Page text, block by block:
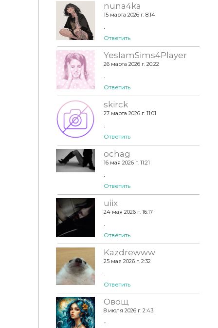
nuna4ka
15 марта 2026 г. 8:14
Ответить
YesIamSims4Player
26 марта 2026 г. 20:22
Ответить
skirck
27 марта 2026 г. 11:01
Ответить
ochag
16 мая 2026 г. 11:21
Ответить
uiix
24 мая 2026 г. 16:17
Ответить
Kazdrewww
25 мая 2026 г. 2:32
Ответить
Овощ
8 июля 2026 г. 2:43
-